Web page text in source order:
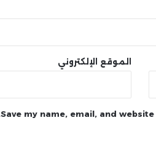
الموقع الإلكتروني
Save my name, email, and